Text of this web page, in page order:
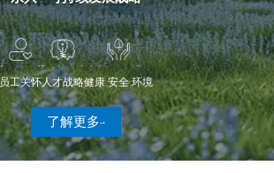
员工关怀人才战略健康 安全 环境
了解更多